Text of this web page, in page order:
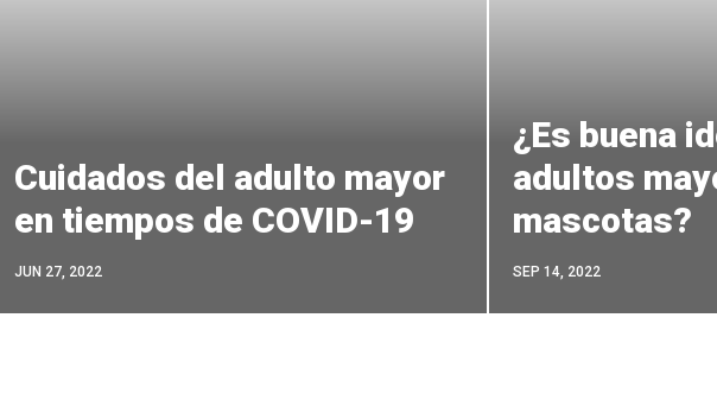
Cuidados del adulto mayor
en tiempos de COVID-19
JUN 27, 2022
¿Es buena
adultos
mascotas?
SEP 14, 2022